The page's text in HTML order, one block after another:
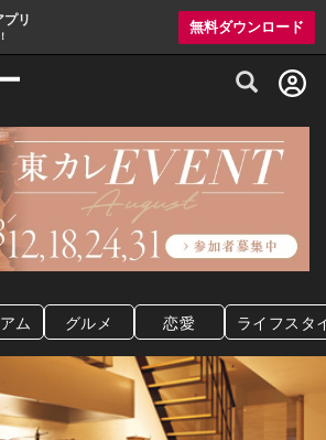
プリ 無料ダウンロード
グルメ情報・プレミアムレストラン予約
ム グルメ 恋愛 ライフスタ